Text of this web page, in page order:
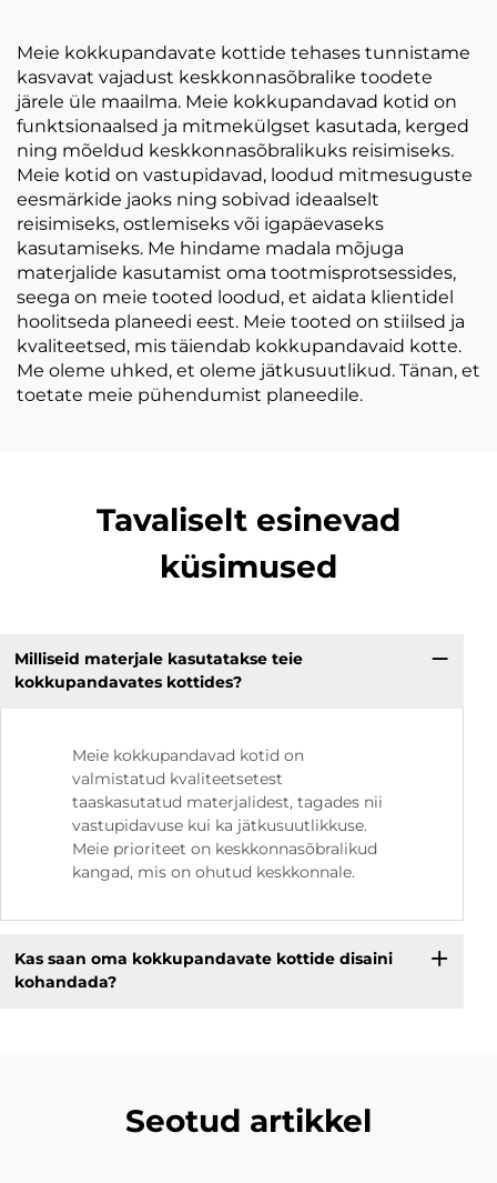
kootud kott
Meie kokkupandavate kottide tehases tunnistame
kasvavat vajadust keskkonnasõbralike toodete
järele üle maailma. Meie kokkupandavad kotid on
funktsionaalsed ja mitmekülgset kasutada, kerged
ning mõeldud keskkonnasõbralikuks reisimiseks.
Meie kotid on vastupidavad, loodud mitmesuguste
eesmärkide jaoks ning sobivad ideaalselt
reisimiseks, ostlemiseks või igapäevaseks
kasutamiseks. Me hindame madala mõjuga
materjalide kasutamist oma tootmisprotsessides,
seega on meie tooted loodud, et aidata klientidel
hoolitseda planeedi eest. Meie tooted on stiilsed ja
kvaliteetsed, mis täiendab kokkupandavaid kotte.
Me oleme uhked, et oleme jätkusuutlikud. Tänan, et
toetate meie pühendumist planeedile.
Tavaliselt esinevad
küsimused
Milliseid materjale kasutatakse teie
kokkupandavates kottides?
Meie kokkupandavad kotid on
valmistatud kvaliteetsetest
taaskasutatud materjalidest, tagades nii
vastupidavuse kui ka jätkusuutlikkuse.
Meie prioriteet on keskkonnasõbralikud
kangad, mis on ohutud keskkonnale.
Kas saan oma kokkupandavate kottide disaini
kohandada?
Seotud artikkel